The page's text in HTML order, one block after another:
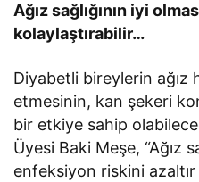
Ağız sağlığının iyi
kolaylaştırabilir…
Diyabetli bireylerin ağız
etmesinin, kan şekeri
bir etkiye sahip
Üyesi Baki Meşe, “Ağız
enfeksiyon riskini